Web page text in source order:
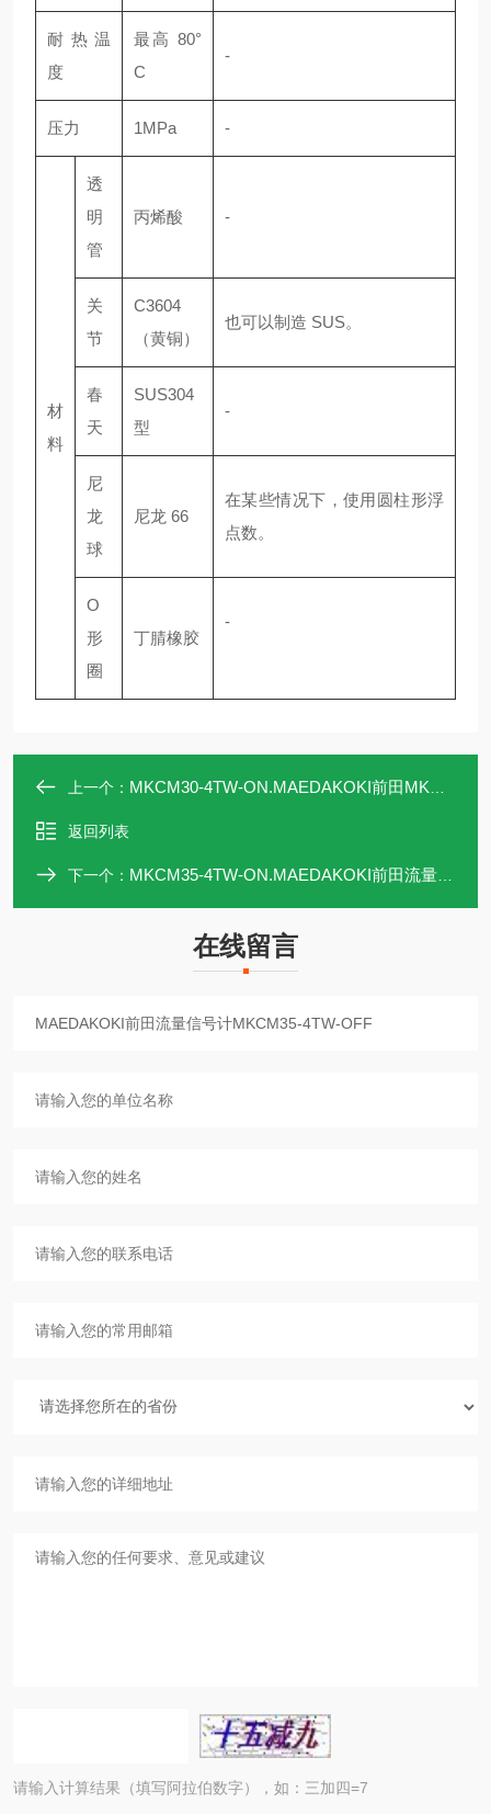
耐热温
度
最高 80°
C
-
压力 1MPa -
材
料
透
明
管
丙烯酸 -
关
节
C3604
（黄铜）
也可以制造 SUS。
春
天
SUS304
型
-
尼
龙
球
尼龙 66
在某些情况下，使用圆柱形浮
点数。
O
形
圈
丁腈橡胶
-
上一个： MKCM30-4TW-ON.MAEDAKOKI前田MKCM30-4TW-ON流量信号计
返回列表
下一个： MKCM35-4TW-ON.MAEDAKOKI前田流量信号计MKCM35-4TW-ON
在线留言
请输入计算结果（填写阿拉伯数字），如：三加四=7